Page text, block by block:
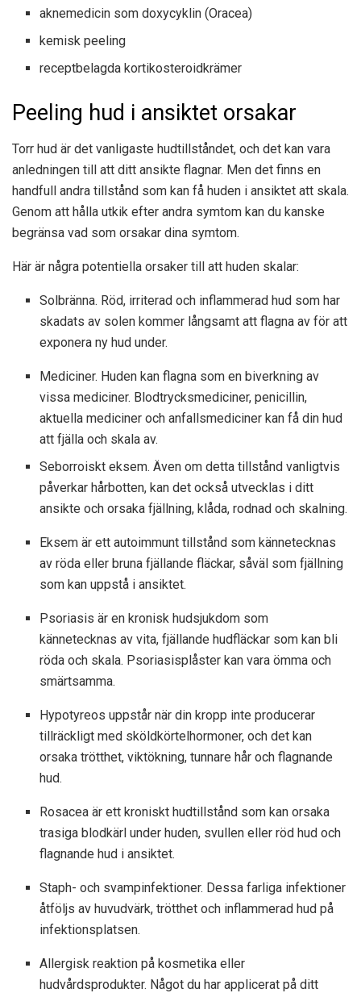
aknemedicin som doxycyklin (Oracea)
kemisk peeling
receptbelagda kortikosteroidkrämer
Peeling hud i ansiktet orsakar
Torr hud är det vanligaste hudtillståndet, och det kan vara
anledningen till att ditt ansikte flagnar. Men det finns en
handfull andra tillstånd som kan få huden i ansiktet att skala.
Genom att hålla utkik efter andra symtom kan du kanske
begränsa vad som orsakar dina symtom.
Här är några potentiella orsaker till att huden skalar:
Solbränna. Röd, irriterad och inflammerad hud som har
skadats av solen kommer långsamt att flagna av för att
exponera ny hud under.
Mediciner. Huden kan flagna som en biverkning av
vissa mediciner. Blodtrycksmediciner, penicillin,
aktuella mediciner och anfallsmediciner kan få din hud
att fjälla och skala av.
Seborroiskt eksem. Även om detta tillstånd vanligtvis
påverkar hårbotten, kan det också utvecklas i ditt
ansikte och orsaka fjällning, klåda, rodnad och skalning.
Eksem är ett autoimmunt tillstånd som kännetecknas
av röda eller bruna fjällande fläckar, såväl som fjällning
som kan uppstå i ansiktet.
Psoriasis är en kronisk hudsjukdom som
kännetecknas av vita, fjällande hudfläckar som kan bli
röda och skala. Psoriasisplåster kan vara ömma och
smärtsamma.
Hypotyreos uppstår när din kropp inte producerar
tillräckligt med sköldkörtelhormoner, och det kan
orsaka trötthet, viktökning, tunnare hår och flagnande
hud.
Rosacea är ett kroniskt hudtillstånd som kan orsaka
trasiga blodkärl under huden, svullen eller röd hud och
flagnande hud i ansiktet.
Staph- och svampinfektioner. Dessa farliga infektioner
åtföljs av huvudvärk, trötthet och inflammerad hud på
infektionsplatsen.
Allergisk reaktion på kosmetika eller
hudvårdsprodukter. Något du har applicerat på ditt